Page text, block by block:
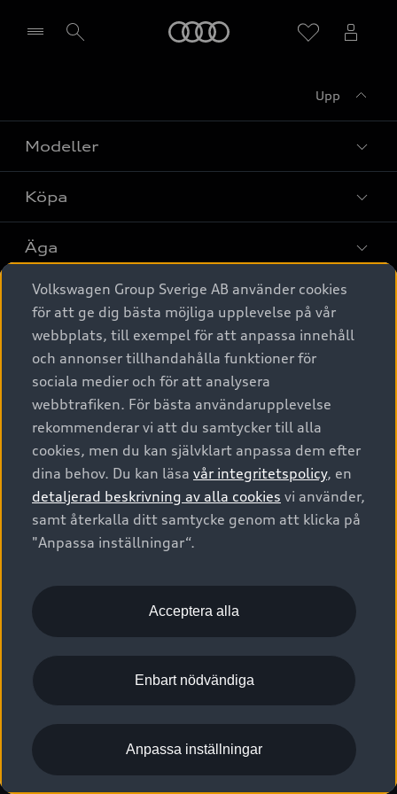
Upp
Modeller
Alla modeller
Elbilar
A6 modellerna
SUV
Avant
Audi Sport
Köpa
Privaterbjudanden
Privatleasing
Nya bilar i lager
Begagnade bilar i lager
Audi approved :plus - så gott som nya
Finansiering
Audi exclusive
Provkörning
Äga
Service & tillbehör
Audi digital services
Originaltillbehör - köp online
Garantier
Försäkring
Digitala manualer för din Audi
Audi Collection – livsstilsartiklar
Vanliga frågor
2G/3G nätet stängs ned - Hur påverkas min bil av detta?
Tjänstebil
Tjänstebil
Business lease online
Företagsleasing
Om Audi Sverige
Kontakta oss
Audi Återförsäljare/-serviceverkstad
myAudi
Pressmeddelanden
Nyhetsbrev
Vårt hållbarhetsarbete
Lediga tjänster huvudkontor
Lediga tjänster hos Audi Återförsäljare
Kommentar till mediauppgifter om dataläcka
© 2026 AUDI SVERIGE. All Rights Reserved.
Utgivare Juridiskt
Juridiskt Audi AG
Juridiskt Audi Digital Giveaway
Anpassa inställningar för cookies
Visselblåsarkanaler
Volkswagen Group Sverige AB använder cookies
för att ge dig bästa möjliga upplevelse på vår
webbplats, till exempel för att anpassa innehåll
och annonser tillhandahålla funktioner för
sociala medier och för att analysera
webbtrafiken. För bästa användarupplevelse
rekommenderar vi att du samtycker till alla
cookies, men du kan självklart anpassa dem efter
dina behov. Du kan läsa vår integritetspolicy, en
detaljerad beskrivning av alla cookies vi använder,
samt återkalla ditt samtycke genom att klicka på
"Anpassa inställningar“.
Acceptera alla
Enbart nödvändiga
Anpassa inställningar